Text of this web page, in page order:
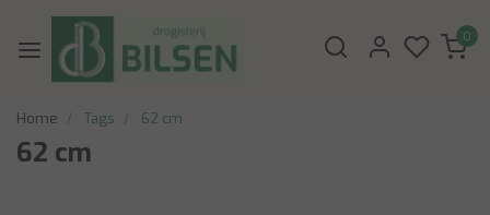
0
Home Tags 62 cm
62 cm